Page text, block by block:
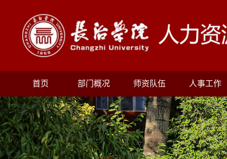
首页 部门概况 师资队伍 人事工作